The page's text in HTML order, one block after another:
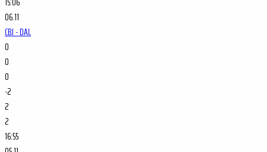
06.11
CBJ - DAL
0
0
0
-2
2
2
16:55